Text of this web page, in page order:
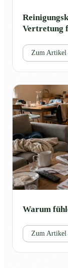
Vertretung
Zum Artikel
Warum
Zum Artikel